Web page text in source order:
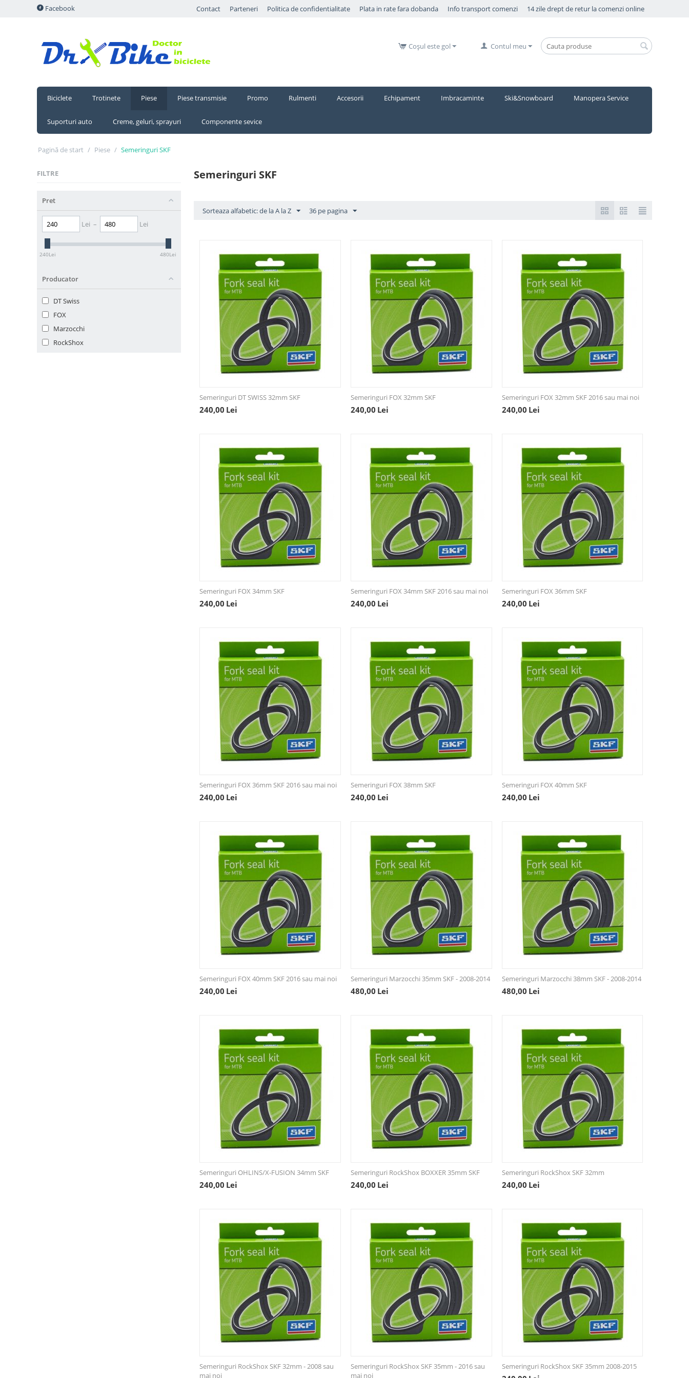
Facebook Contact ​Parteneri Politica de confidentialitate Plata in rate fara dobanda Info transport comenzi 14 zile drept de retur la comenzi online
Contul meu
Coșul este gol
Biciclete Trotinete Piese Piese transmisie Promo Rulmenti Accesorii Echipament Imbracaminte Ski&Snowboard Manopera Service
Suporturi auto Creme, geluri, sprayuri Componente sevice
Pagină de start / Piese / Semeringuri SKF
FILTRE
Pret
Lei – Lei
240Lei 480Lei
Producator
DT Swiss
FOX
Marzocchi
RockShox
Semeringuri SKF
Sorteaza alfabetic: de la A la Z 36 pe pagina
Semeringuri DT SWISS 32mm SKF
240,00 Lei
Semeringuri FOX 32mm SKF
240,00 Lei
Semeringuri FOX 32mm SKF 2016 sau mai noi
240,00 Lei
Semeringuri FOX 34mm SKF
240,00 Lei
Semeringuri FOX 34mm SKF 2016 sau mai noi
240,00 Lei
Semeringuri FOX 36mm SKF
240,00 Lei
Semeringuri FOX 36mm SKF 2016 sau mai noi
240,00 Lei
Semeringuri FOX 38mm SKF
240,00 Lei
Semeringuri FOX 40mm SKF
240,00 Lei
Semeringuri FOX 40mm SKF 2016 sau mai noi
240,00 Lei
Semeringuri Marzocchi 35mm SKF - 2008-2014
480,00 Lei
Semeringuri Marzocchi 38mm SKF - 2008-2014
480,00 Lei
Semeringuri OHLINS/X-FUSION 34mm SKF
240,00 Lei
Semeringuri RockShox BOXXER 35mm SKF
240,00 Lei
Semeringuri RockShox SKF 32mm
240,00 Lei
Semeringuri RockShox SKF 32mm - 2008 sau
mai noi
Semeringuri RockShox SKF 35mm - 2016 sau
mai noi
Semeringuri RockShox SKF 35mm 2008-2015